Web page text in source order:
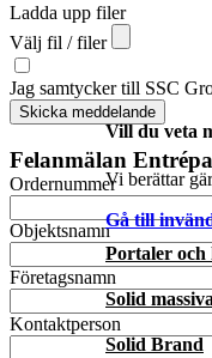
Vill du veta
Vi berättar
Gå till
Portaler och
Solid
Solid Brand
Ladda upp filer
Välj fil / filer
Jag samtycker till SSC
Skicka meddelande
Felanmälan
Ordernummer
Objektsnamn
Företagsnamn
Kontaktperson